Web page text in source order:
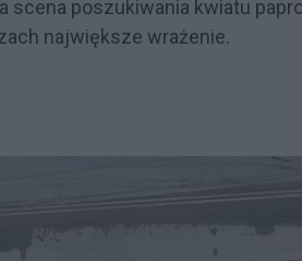
scena poszukiwania kwiatu
największe wrażenie.